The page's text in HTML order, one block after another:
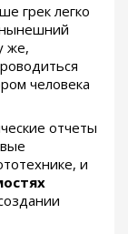
грек легко
нынешний
же,
человека
отчеты
и